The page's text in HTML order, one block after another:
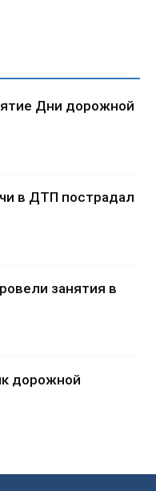
Дни дорожной
в ДТП пострадал
занятия в
дорожной